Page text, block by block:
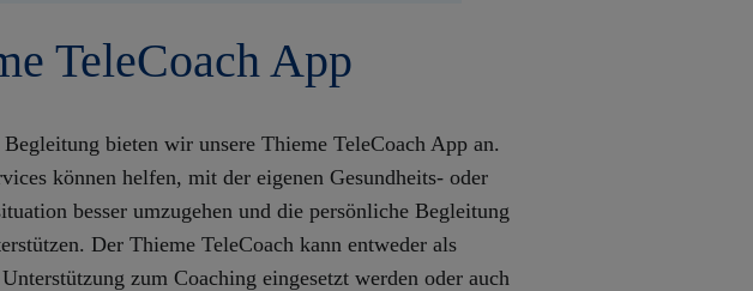
TeleCoach App
bieten wir unsere Thieme TeleCoach App an.
können helfen, mit der eigenen Gesundheits- oder
besser umzugehen und die persönliche Begleitung
Der Thieme TeleCoach kann entweder als
zum Coaching eingesetzt werden oder auch